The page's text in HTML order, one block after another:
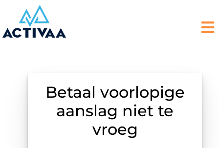
Betaal voorlopige
aanslag niet te
vroeg